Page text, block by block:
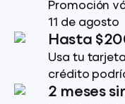
Promoción
11 de agosto
Hasta
Usa tu
crédito
2 meses